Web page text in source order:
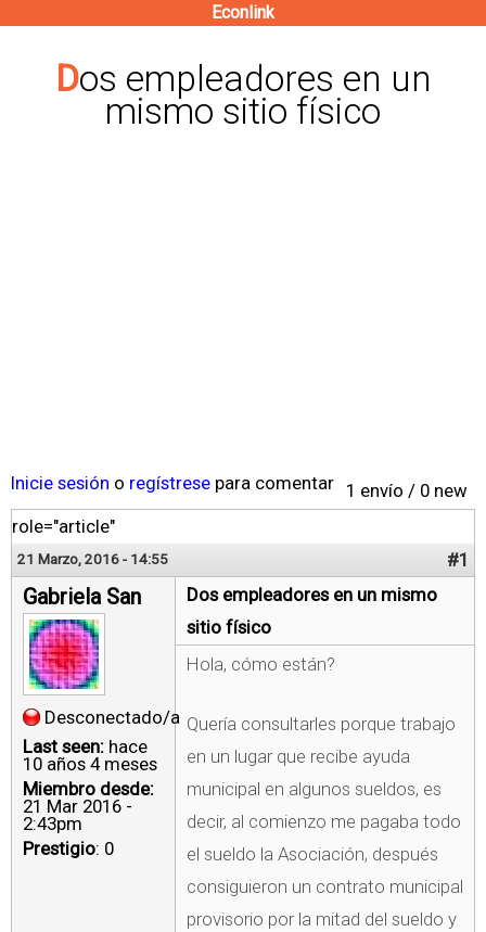
contenido
principal
Econlink
Dos empleadores en un
mismo sitio físico
1 envío / 0 new
Inicie sesión o regístrese para comentar
role="article"
21 Marzo, 2016 - 14:55 #1
Gabriela San
Desconectado/a
Last seen: hace
10 años 4 meses
Miembro desde:
21 Mar 2016 -
2:43pm
Prestigio: 0
Dos empleadores en un mismo
sitio físico
Hola, cómo están?
Quería consultarles porque trabajo
en un lugar que recibe ayuda
municipal en algunos sueldos, es
decir, al comienzo me pagaba todo
el sueldo la Asociación, después
consiguieron un contrato municipal
provisorio por la mitad del sueldo y